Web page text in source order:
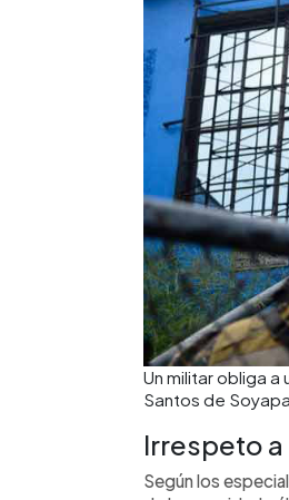
Un militar obliga
Santos de
Irrespeto
Según los